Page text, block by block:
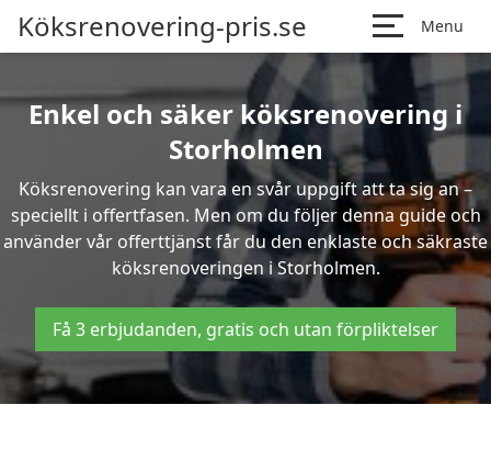
Köksrenovering-pris.se Menu
Enkel och säker köksrenovering i
Storholmen
Köksrenovering kan vara en svår uppgift att ta sig an –
speciellt i offertfasen. Men om du följer denna guide och
använder vår offerttjänst får du den enklaste och säkraste
köksrenoveringen i Storholmen.
Få 3 erbjudanden, gratis och utan förpliktelser